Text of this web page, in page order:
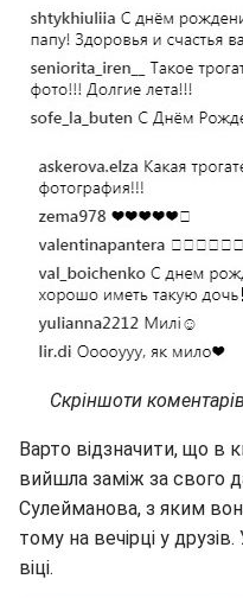
Скріншоти
Варто відзначити, що в
вийшла заміж за свого
Сулейманова, з яким
тому на вечірці у
віці.